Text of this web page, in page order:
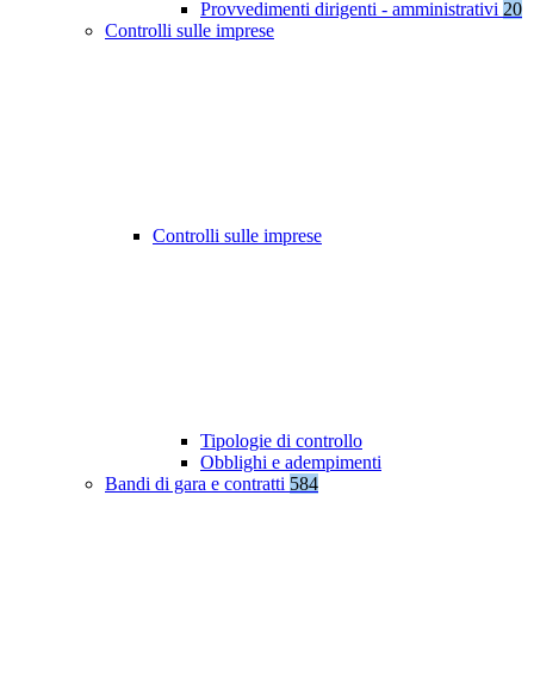
Provvedimenti dirigenti - amministrativi 20
Controlli sulle imprese
Controlli sulle imprese
Tipologie di controllo
Obblighi e adempimenti
Bandi di gara e contratti 584